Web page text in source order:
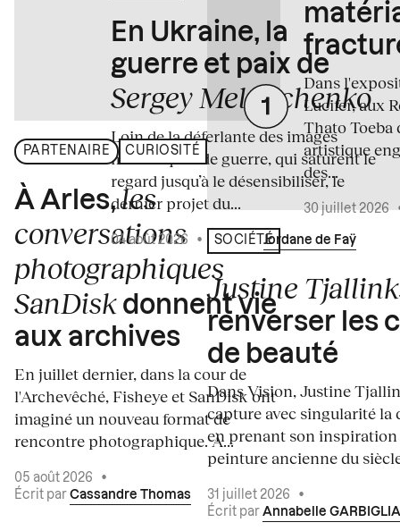
PARTENAIRE CURIOSITÉ
À Arles,les
conversations
photographiques
SanDisk donnent vie
aux archives
En juillet dernier, dans la cour de
l'Archevêché, Fisheye et SanDisk ont
imaginé un nouveau format de
rencontre photographique. À...
05 août 2026
•
Écrit par Cassandre Thomas
En Ukraine, la
guerre et paix de
Sergey Melnitchenko
Loin de la déferlante des images
médiatiques de guerre, qui saturent le
regard jusqu’à le désensibiliser, le
dernier projet du...
04 août 2026 • Écrit par Jordane de Faÿ
SOCIÉTÉ
Justine
renverser les
de beauté
Dans Vision, Justine
capture avec singularité la
en prenant son inspiration
peinture ancienne du
31 juillet 2026
•
Écrit par Annabelle GARBIGLIA
Dans
Lucifer, aux
Thato Toeba
artistique
des...
30 juillet 2026